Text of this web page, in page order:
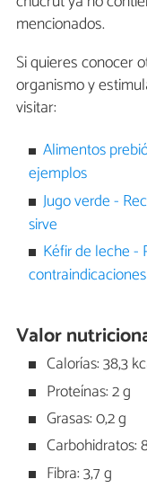
mencionados.
Si quieres conocer
organismo y
visitar:
Alimentos
ejemplos
Jugo verde -
sirve
Kéfir de leche -
contraindicaciones
Valor
Calorías: 38,3
Proteínas: 2 g
Grasas: 0,2 g
Carbohidratos:
Fibra: 3,7 g